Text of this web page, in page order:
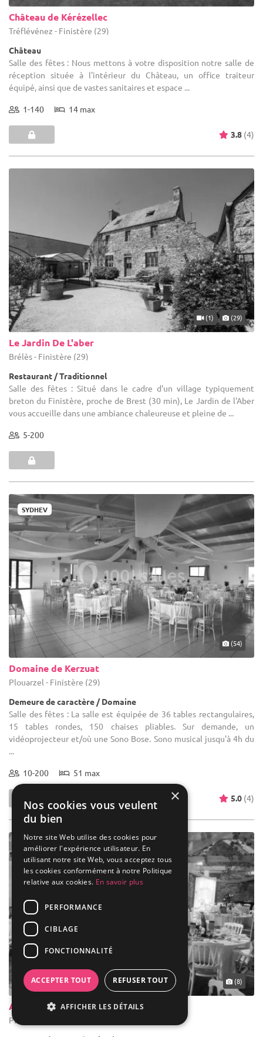
Château de Kérézellec
Tréflévénez - Finistère (29)
Château
Salle des fêtes : Nous mettons à votre disposition notre salle de
réception située à l'intérieur du Château, un office traiteur
équipé, ainsi que de vastes sanitaires et espace ...
1-140 14 max
3.8 (4)
(1) (29)
Le Jardin De L'aber
Brélès - Finistère (29)
Restaurant / Traditionnel
Salle des fêtes : Situé dans le cadre d'un village typiquement
breton du Finistère, proche de Brest (30 min), Le Jardin de l'Aber
vous accueille dans une ambiance chaleureuse et pleine de ...
5-200
SYDHEV
(54)
Domaine de Kerzuat
Plouarzel - Finistère (29)
Demeure de caractère / Domaine
Salle des fêtes : La salle est équipée de 36 tables rectangulaires,
15 tables rondes, 150 chaises pliables. Sur demande, un
vidéoprojecteur et/où une Sono Bose. Sono musical jusqu'à 4h du
...
10-200 51 max
5.0 (4)
(8)
Auberge De Kéronvel
Ploumoguer - Finistère (29)
×
Nos cookies vous veulent
du bien
Notre site Web utilise des cookies pour
améliorer l'expérience utilisateur. En
utilisant notre site Web, vous acceptez tous
les cookies conformément à notre Politique
relative aux cookies. En savoir plus
PERFORMANCE
CIBLAGE
FONCTIONNALITÉ
ACCEPTER TOUT REFUSER TOUT
AFFICHER LES DÉTAILS